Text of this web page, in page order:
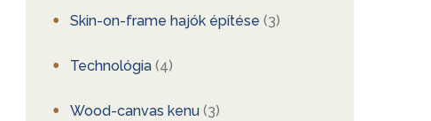
Skin-on-frame hajók építése (3)
Technológia (4)
Wood-canvas kenu (3)